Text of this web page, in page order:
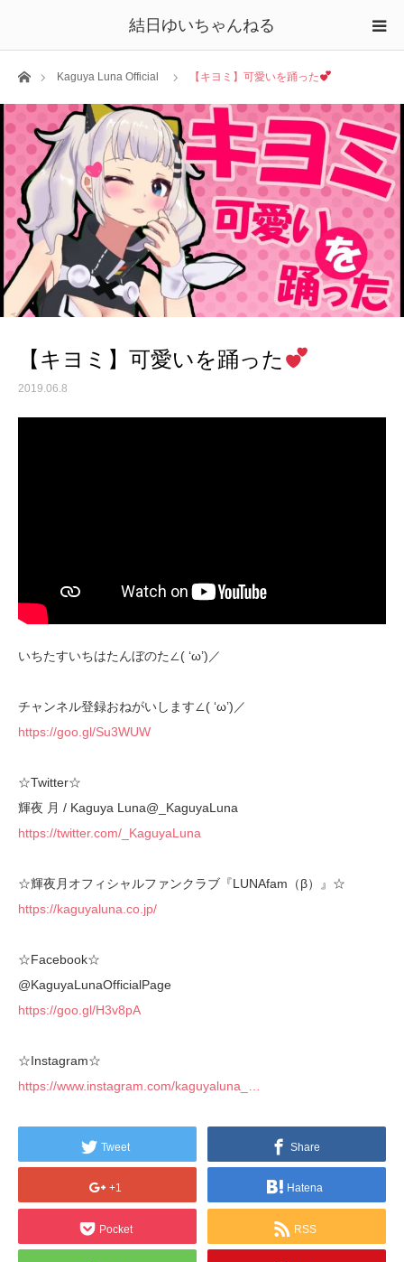
結日ゆいちゃんねる
ホームKaguya Luna Official 【キヨミ】可愛いを踊った
【キヨミ】可愛いを踊った
2019.06.8
いちたすいちはたんぼのた∠( ‘ω’)／
チャンネル登録おねがいします∠( ‘ω’)／
https://goo.gl/Su3WUW
☆Twitter☆
輝夜 月 / Kaguya Luna@_KaguyaLuna
https://twitter.com/_KaguyaLuna
☆輝夜月オフィシャルファンクラブ『LUNAfam（β）』☆
https://kaguyaluna.co.jp/
☆Facebook☆
@KaguyaLunaOfficialPage
https://goo.gl/H3v8pA
☆Instagram☆
https://www.instagram.com/kaguyaluna_…
Tweet Share
+1 Hatena
Pocket RSS